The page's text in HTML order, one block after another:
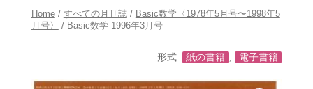
Home/ すべての月刊誌/ Basic数学〈1978年5月号〜1998年5
月号〉
/ Basic数学 1996年3月号
形式: 紙の書籍 , 電子書籍